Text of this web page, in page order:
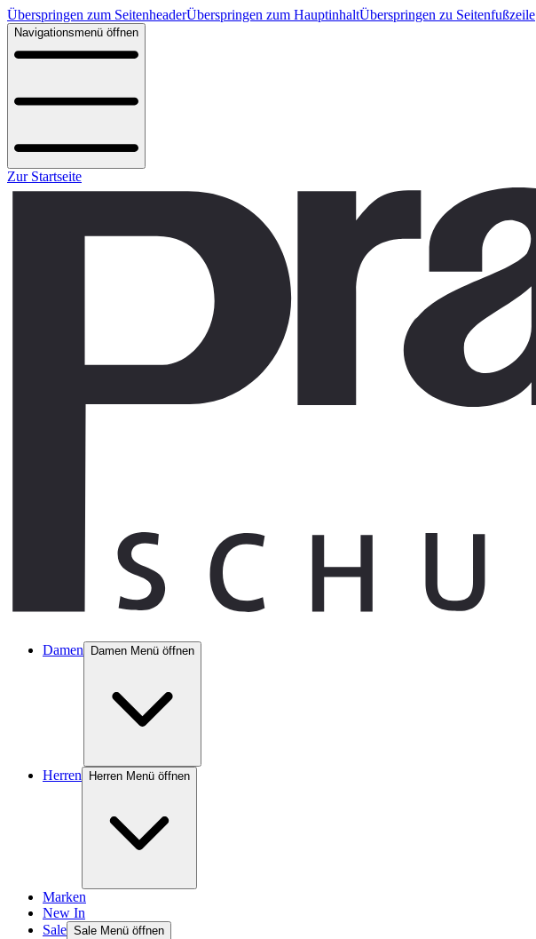
Überspringen zum SeitenheaderÜberspringen zum HauptinhaltÜberspringen zu Seitenfußzeile
Navigationsmenü öffnen
Zur Startseite
Damen Damen Menü öffnen
Herren Herren Menü öffnen
Marken
New In
Sale Sale Menü öffnen